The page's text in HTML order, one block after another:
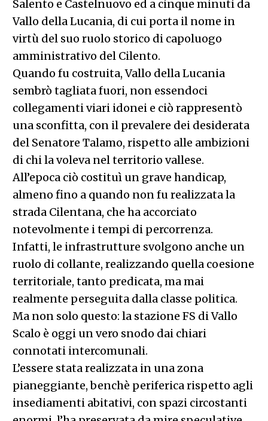
Salento e Castelnuovo ed a cinque minuti da
Vallo della Lucania, di cui porta il nome in
virtù del suo ruolo storico di capoluogo
amministrativo del Cilento.
Quando fu costruita, Vallo della Lucania
sembrò tagliata fuori, non essendoci
collegamenti viari idonei e ciò rappresentò
una sconfitta, con il prevalere dei desiderata
del Senatore Talamo, rispetto alle ambizioni
di chi la voleva nel territorio vallese.
All’epoca ciò costituì un grave handicap,
almeno fino a quando non fu realizzata la
strada Cilentana, che ha accorciato
notevolmente i tempi di percorrenza.
Infatti, le infrastrutture svolgono anche un
ruolo di collante, realizzando quella coesione
territoriale, tanto predicata, ma mai
realmente perseguita dalla classe politica.
Ma non solo questo: la stazione FS di Vallo
Scalo è oggi un vero snodo dai chiari
connotati intercomunali.
L’essere stata realizzata in una zona
pianeggiante, benchè periferica rispetto agli
insediamenti abitativi, con spazi circostanti